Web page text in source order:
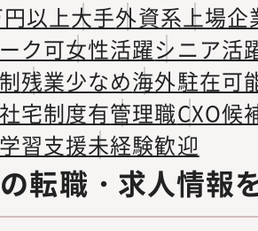
以上大手外資系上場企
ク可女性活躍シニア活
残業少なめ海外駐在可
宅制度有管理職CXO候
習支援未経験歓迎
転職・求人情報